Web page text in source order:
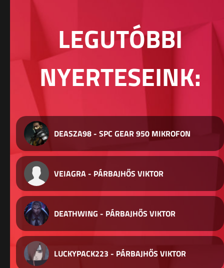
LEGUTÓBBI
NYERTESEINK:
DEASZA98 - SPC GEAR 950 MIKROFON
VEIAGRA - PÁRBAJHŐS VIKTOR
DEATHWING - PÁRBAJHŐS VIKTOR
LUCKYPACK223 - PÁRBAJHŐS VIKTOR